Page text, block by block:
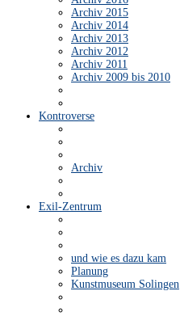
Archiv 2015
Archiv 2014
Archiv 2013
Archiv 2012
Archiv 2011
Archiv 2009 bis 2010
Kontroverse
Archiv
Exil-Zentrum
und wie es dazu kam
Planung
Kunstmuseum Solingen